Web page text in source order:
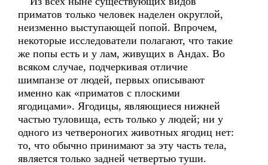
приматов только человек наделен округлой,
неизменно выступающей попой. Впрочем,
некоторые исследователи полагают, что такие
же попы есть и у лам, живущих в Андах. Во
всяком случае, подчеркивая отличие
шимпанзе от людей, первых описывают
именно как «приматов с плоскими
ягодицами». Ягодицы, являющиеся нижней
частью туловища, есть только у людей; ни у
одного из четвероногих животных ягодиц нет:
то, что обычно принимают за эту часть тела,
является только задней четвертью туши.